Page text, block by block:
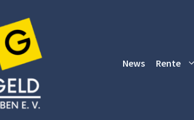
News Rente